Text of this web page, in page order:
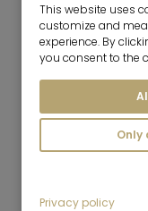
This website uses
customize and
experience. By
you consent to the
Only
Privacy policy